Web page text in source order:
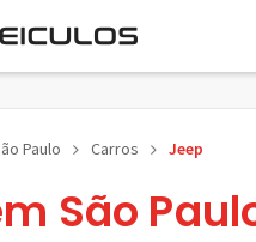
Paulo Carros Jeep
São